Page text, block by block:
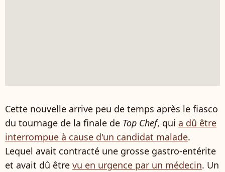
Cette nouvelle arrive peu de temps après le fiasco
du tournage de la finale de Top Chef, qui a dû être
interrompue à cause d'un candidat malade.
Lequel avait contracté une grosse gastro-entérite
et avait dû être vu en urgence par un médecin. Un